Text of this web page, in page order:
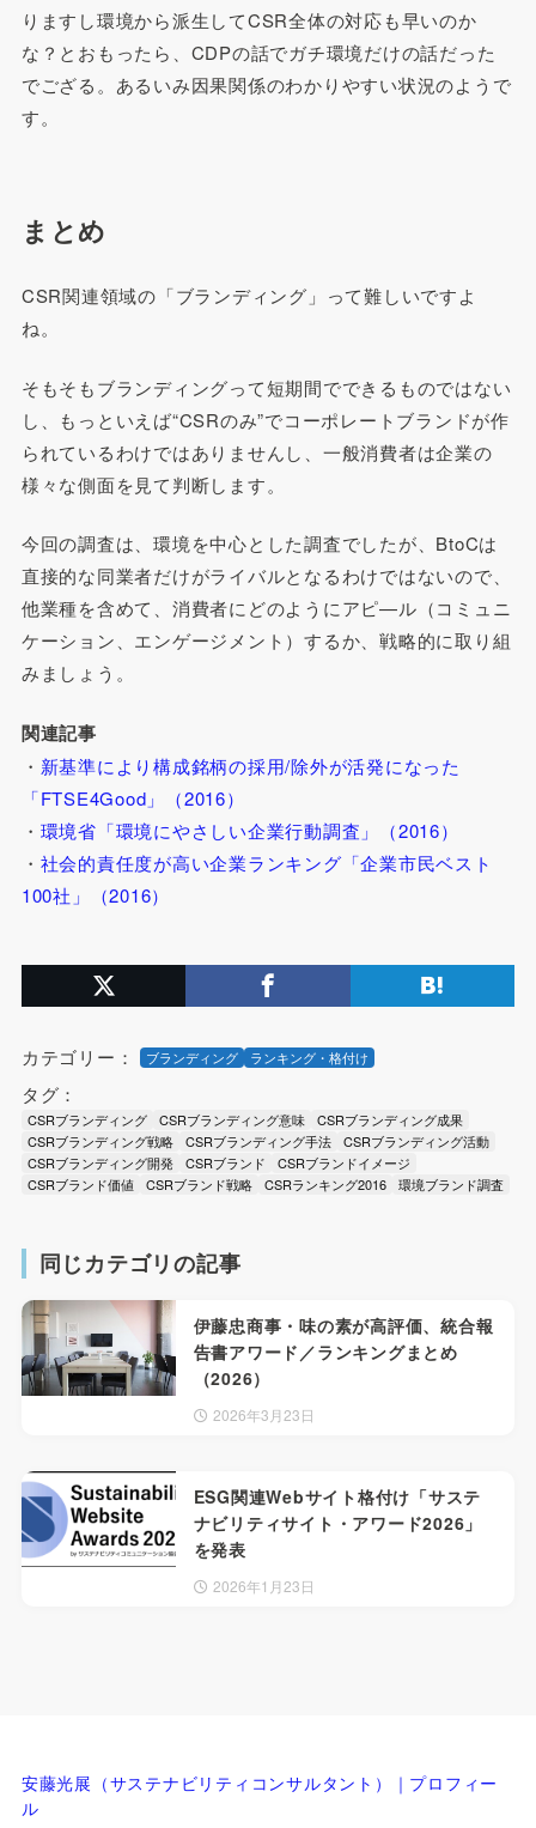
りますし環境から派生してCSR全体の対応も早いのか
な？とおもったら、CDPの話でガチ環境だけの話だった
でござる。あるいみ因果関係のわかりやすい状況のようで
す。
まとめ
CSR関連領域の「ブランディング」って難しいですよ
ね。
そもそもブランディングって短期間でできるものではない
し、もっといえば“CSRのみ”でコーポレートブランドが作
られているわけではありませんし、一般消費者は企業の
様々な側面を見て判断します。
今回の調査は、環境を中心とした調査でしたが、BtoCは
直接的な同業者だけがライバルとなるわけではないので、
他業種を含めて、消費者にどのようにアピ—ル（コミュニ
ケーション、エンゲージメント）するか、戦略的に取り組
みましょう。
関連記事
・ 新基準により構成銘柄の採用/除外が活発になった
「FTSE4Good」（2016）
・ 環境省「環境にやさしい企業行動調査」（2016）
・ 社会的責任度が高い企業ランキング「企業市民ベスト
100社」（2016）
カテゴリー： ブランディング ランキング・格付け
タグ：
CSRブランディング CSRブランディング意味
CSRブランディング成果
CSRブランディング戦略
CSRブランディング手法
CSRブランディング活動
CSRブランディング開発
CSRブランド
CSRブランドイメージ
CSRブランド価値
CSRブランド戦略 CSRランキング2016 環境ブランド調査
同じカテゴリの記事
伊藤忠商事・味の素が高評価、統合報
告書アワード／ランキングまとめ
（2026）
2026年3月23日
ESG関連Webサイト格付け「サステ
ナビリティサイト・アワード2026」
を発表
2026年1月23日
安藤光展（サステナビリティコンサルタント）｜プロフィー
ル